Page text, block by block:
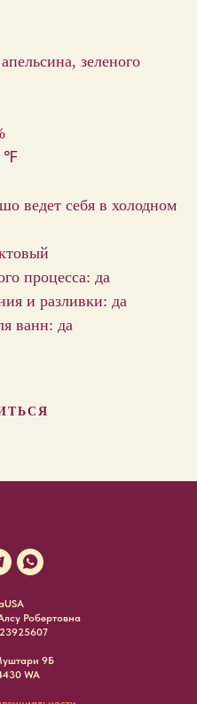
зеленого
℉
ведет себя в холодном
процесса: да
и разливки: да
ванн: да
Робертовна
9Б
WA